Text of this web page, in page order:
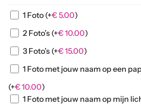
1 Foto (+€5.00)
2 Foto’s (+€10.00)
3 Foto’s (+€15.00)
1 Foto met jouw naam op een
(+€10.00)
1 Foto met jouw naam op mijn